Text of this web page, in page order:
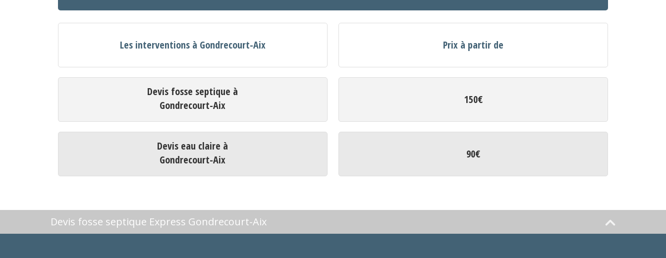
Les interventions à Gondrecourt-Aix Prix à partir de
Devis fosse septique à
Gondrecourt-Aix
150€
Devis eau claire à
Gondrecourt-Aix
90€
Devis fosse septique Express Gondrecourt-Aix